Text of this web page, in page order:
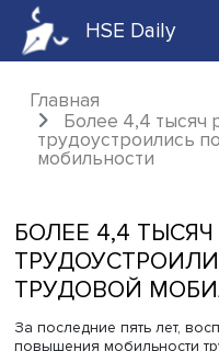
HSE Daily
Главная
Более 4,4
БОЛЕЕ 4,4
ТРУДОВОЙ